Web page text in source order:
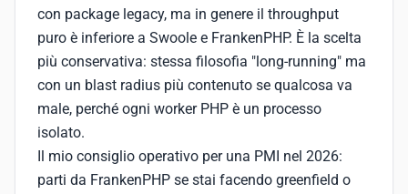
con package legacy, ma in genere il throughput
puro è inferiore a Swoole e FrankenPHP. È la scelta
più conservativa: stessa filosofia "long-running" ma
con un blast radius più contenuto se qualcosa va
male, perché ogni worker PHP è un processo
isolato.
Il mio consiglio operativo per una PMI nel 2026:
parti da FrankenPHP se stai facendo greenfield o